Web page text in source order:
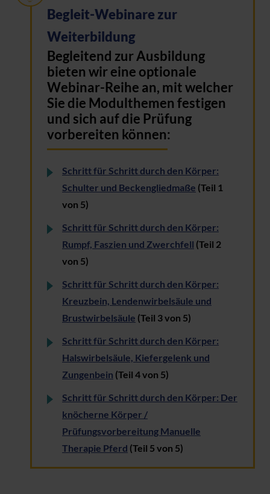
Begleit-Webinare zur
Weiterbildung
Begleitend zur Ausbildung
bieten wir eine optionale
Webinar-Reihe an, mit welcher
Sie die Modulthemen festigen
und sich auf die Prüfung
vorbereiten können:
Schritt für Schritt durch den Körper:
Schulter und Beckengliedmaße (Teil 1
von 5)
Schritt für Schritt durch den Körper:
Rumpf, Faszien und Zwerchfell (Teil 2
von 5)
Schritt für Schritt durch den Körper:
Kreuzbein, Lendenwirbelsäule und
Brustwirbelsäule (Teil 3 von 5)
Schritt für Schritt durch den Körper:
Halswirbelsäule, Kiefergelenk und
Zungenbein (Teil 4 von 5)
Schritt für Schritt durch den Körper: Der
knöcherne Körper /
Prüfungsvorbereitung Manuelle
Therapie Pferd (Teil 5 von 5)